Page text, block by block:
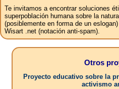
Te invitamos a encontrar soluciones
superpoblación humana sobre la
(posiblemente en forma de un
Wisart .net (notación anti-spam).
Otros
Proyecto educativo sobre la
activismo